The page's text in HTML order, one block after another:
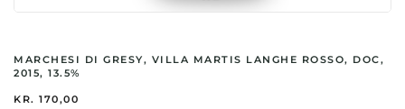
MARCHESI DI GRESY, VILLA MARTIS LANGHE ROSSO, DOC,
2015, 13.5%
KR. 170,00